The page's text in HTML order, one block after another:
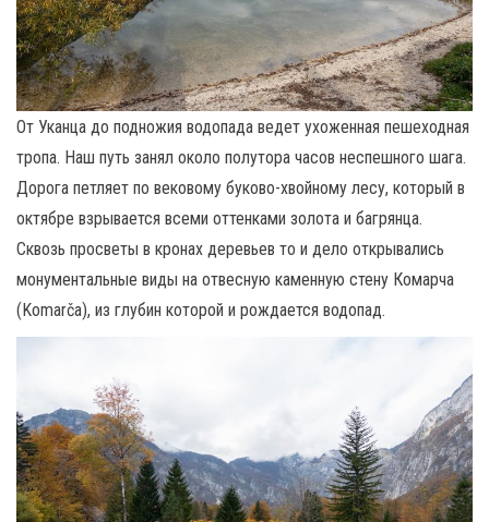
От Уканца до подножия водопада ведет ухоженная пешеходная
тропа. Наш путь занял около полутора часов неспешного шага.
Дорога петляет по вековому буково-хвойному лесу, который в
октябре взрывается всеми оттенками золота и багрянца.
Сквозь просветы в кронах деревьев то и дело открывались
монументальные виды на отвесную каменную стену Комарча
(Komarča), из глубин которой и рождается водопад.